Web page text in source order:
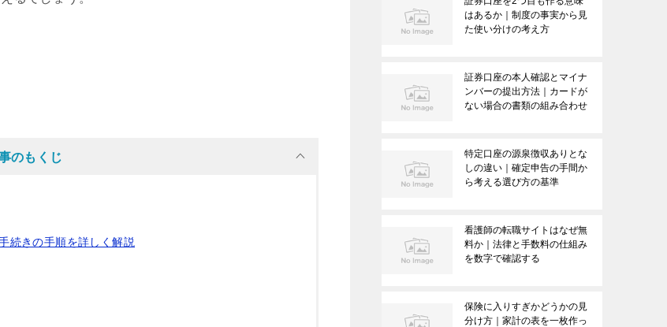
のもくじ
続きの手順を詳しく解説
はあるか｜制度の事実から見
た使い分けの考え方
証券口座の本人確認とマイナ
ンバーの提出方法｜カードが
ない場合の書類の組み合わせ
特定口座の源泉徴収ありとな
しの違い｜確定申告の手間か
ら考える選び方の基準
看護師の転職サイトはなぜ無
料か｜法律と手数料の仕組み
を数字で確認する
保険に入りすぎかどうかの見
分け方｜家計の表を一枚作っ